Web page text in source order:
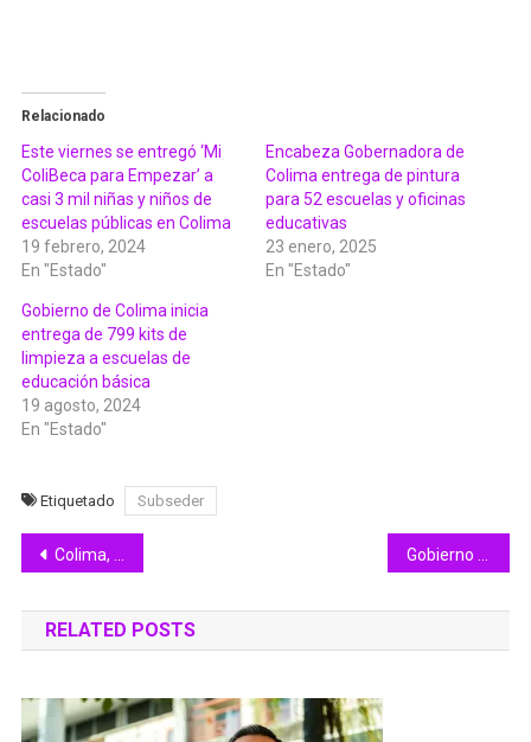
Relacionado
Este viernes se entregó ‘Mi
ColiBeca para Empezar’ a
casi 3 mil niñas y niños de
escuelas públicas en Colima
19 febrero, 2024
En "Estado"
Encabeza Gobernadora de
Colima entrega de pintura
para 52 escuelas y oficinas
educativas
23 enero, 2025
En "Estado"
Gobierno de Colima inicia
entrega de 799 kits de
limpieza a escuelas de
educación básica
19 agosto, 2024
En "Estado"
Etiquetado Subseder
Navegación
de
entradas
Colima, único estado con la gratuidad en todos los niveles educativos: Indira Vizcaíno Gobierno de Indira Vizcaíno refuerza la conservación del libramiento Nogueras, en Comala
RELATED POSTS